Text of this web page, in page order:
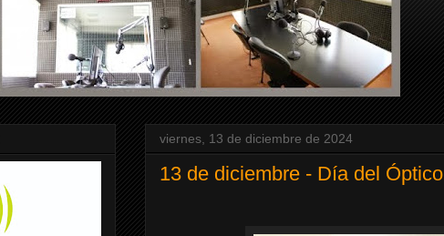
viernes, 13 de diciembre de 2024
13 de diciembre - Día del Óptico